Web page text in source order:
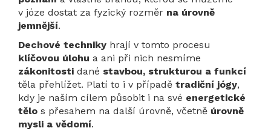
v józe dostat za fyzický rozměr na úrovně
jemnější.
Dechové techniky hrají v tomto procesu
klíčovou úlohu a ani při nich nesmíme
zákonitosti dané stavbou, strukturou a funkcí
těla přehlížet. Platí to i v případě tradiční jógy,
kdy je naším cílem působit i na své energetické
tělo s přesahem na další úrovně, včetně úrovně
mysli a vědomí.